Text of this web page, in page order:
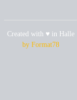
Created with ♥ in Halle
by Format78